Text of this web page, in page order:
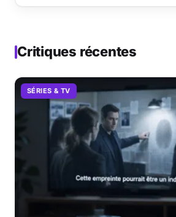
Critiques récentes
SÉRIES & TV